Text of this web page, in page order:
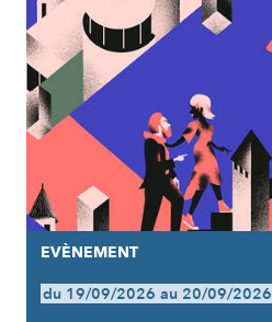
EVÈNEMENT
du 19/09/2026 au 20/09/2026